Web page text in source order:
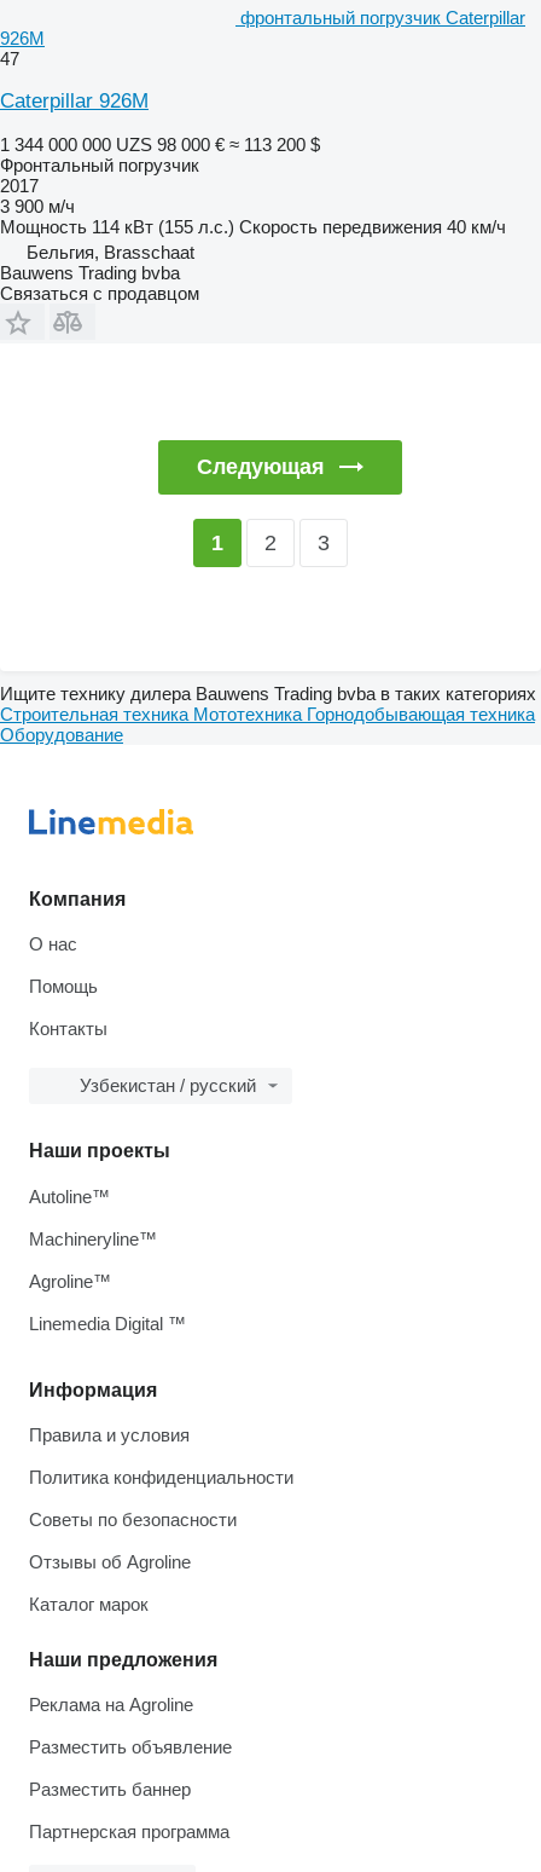
фронтальный погрузчик Caterpillar
926M
47
Caterpillar 926M
1 344 000 000 UZS 98 000 € ≈ 113 200 $
Фронтальный погрузчик
2017
3 900 м/ч
Мощность 114 кВт (155 л.с.) Скорость передвижения 40 км/ч
Бельгия, Brasschaat
Bauwens Trading bvba
Связаться с продавцом
Следующая
1 2 3
Ищите технику дилера Bauwens Trading bvba в таких категориях
Строительная техника Мототехника Горнодобывающая техника
Оборудование
Компания
О нас
Помощь
Контакты
Узбекистан / русский
Информация
Правила и условия
Политика конфиденциальности
Советы по безопасности
Отзывы об Agroline
Каталог марок
Наши предложения
Реклама на Agroline
Разместить объявление
Разместить баннер
Партнерская программа
Наши проекты
Autoline™
Machineryline™
Agroline™
Linemedia Digital ™